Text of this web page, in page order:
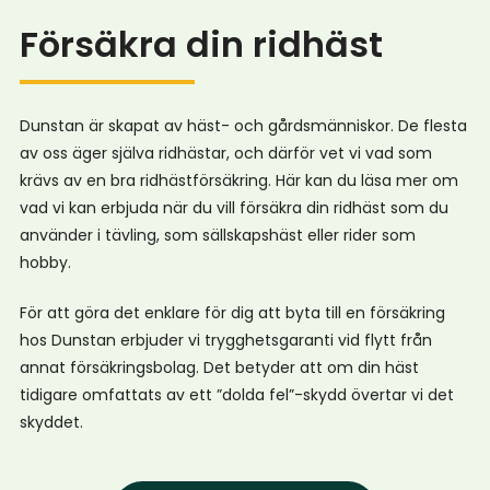
Försäkra din ridhäst
Dunstan är skapat av häst- och gårdsmänniskor. De flesta
av oss äger själva ridhästar, och därför vet vi vad som
krävs av en bra ridhästförsäkring. Här kan du läsa mer om
vad vi kan erbjuda när du vill försäkra din ridhäst som du
använder i tävling, som sällskapshäst eller rider som
hobby.
För att göra det enklare för dig att byta till en försäkring
hos Dunstan erbjuder vi trygghetsgaranti vid flytt från
annat försäkringsbolag. Det betyder att om din häst
tidigare omfattats av ett ”dolda fel”-skydd övertar vi det
skyddet.